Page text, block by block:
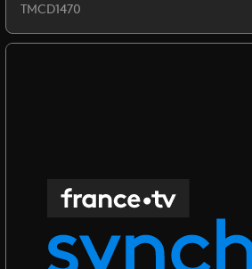
TMCD1470